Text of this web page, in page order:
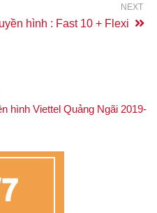
NEXT
hình : Fast 10 + Flexi
hình Viettel Quảng Ngãi 2019-